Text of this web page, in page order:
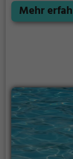
im Freibad
Kosten. Bei
Mehr